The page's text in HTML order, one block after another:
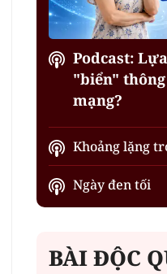
Podcast:
"biển"
mạng?
Khoảng lặng
Ngày đen tối
BÀI ĐỘC